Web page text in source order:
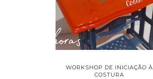
WORKSHOP DE INICIAÇÃO À
COSTURA